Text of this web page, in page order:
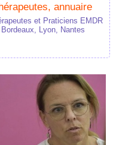
annuaire
et Praticiens EMDR
Lyon, Nantes